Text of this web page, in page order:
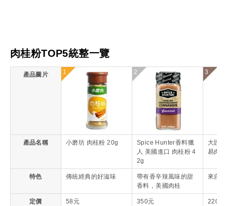
肉桂粉TOP5統整一覽
產品圖片 1 2 3
產品名稱 小磨坊 肉桂粉 20g
Spice Hunter香料獵
人 美國進口 肉桂粉 4
2g
大匠
易肉
特色 傳統經典的好滋味
帶有香辛辣風味的甜
香料，美國肉桂
來自
定價 58元 350元 220元